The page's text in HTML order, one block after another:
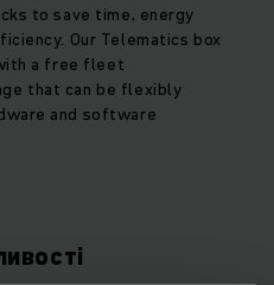
to save time, energy
Our Telematics box
a free fleet
that can be flexibly
and software